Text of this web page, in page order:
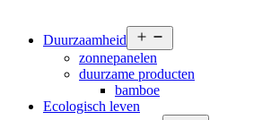
Duurzaamheid
menu
zonnepanelen
duurzame producten
bamboe
Ecologisch leven